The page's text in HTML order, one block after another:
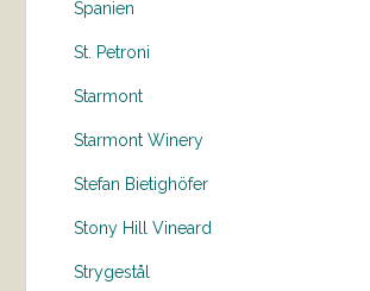
Spanien
St. Petroni
Starmont
Starmont Winery
Stefan Bietighöfer
Stony Hill Vineard
Strygestål